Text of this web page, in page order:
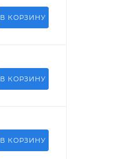
В КОРЗИНУ
В КОРЗИНУ
В КОРЗИНУ